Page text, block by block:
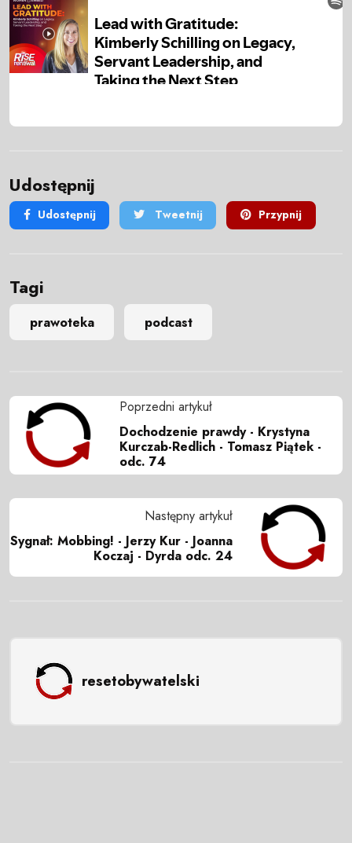
Udostępnij
Udostępnij Tweetnij Przypnij
Tagi
prawoteka podcast
Poprzedni artykuł
Dochodzenie prawdy - Krystyna
Kurczab-Redlich - Tomasz Piątek -
odc. 74
Następny artykuł
Sygnał: Mobbing! - Jerzy Kur - Joanna
Koczaj - Dyrda odc. 24
resetobywatelski